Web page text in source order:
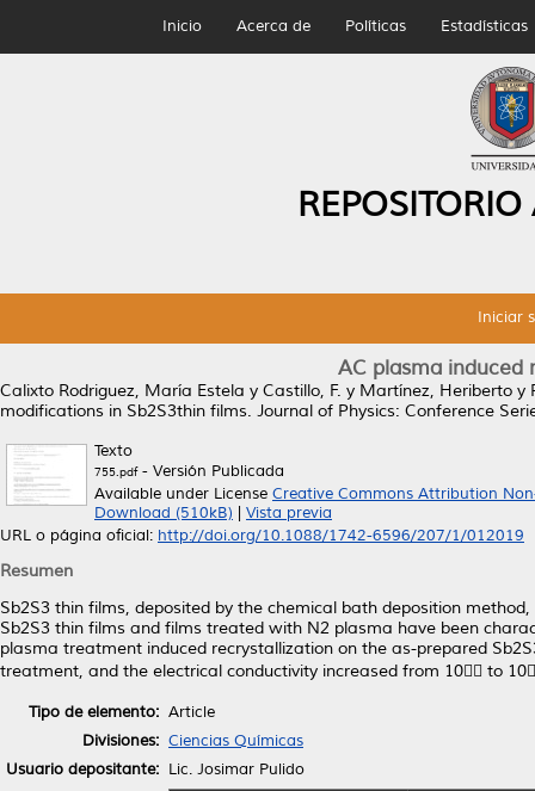
Inicio Acerca de Políticas Estadísticas
Iniciar
AC plasma induced
Calixto Rodriguez, María Estela y Castillo, F. y Martínez, Heriberto y
modifications in Sb2S3thin films. Journal of Physics: Conference
Texto
755.pdf- Versión Publicada
Available under License Creative Commons Attribution
Download (510kB)
Vista previa
URL o página oficial: http://doi.org/10.1088/1742-6596/207/1/012019
Resumen
Sb2S3 thin films, deposited by the chemical bath deposition
Sb2S3 thin films and films treated with N2 plasma have been
plasma treatment induced recrystallization on the as-prepared
treatment, and the electrical conductivity increased from 10 to
Tipo de elemento: Article
Divisiones: Ciencias Químicas
Usuario depositante: Lic. Josimar Pulido